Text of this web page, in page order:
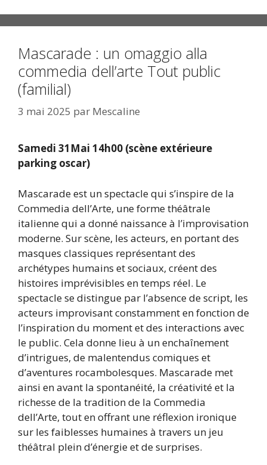
Mascarade : un omaggio alla
commedia dell’arte Tout public
(familial)
3 mai 2025 par Mescaline
Samedi 31Mai 14h00 (scène extérieure
parking oscar)
Mascarade est un spectacle qui s’inspire de la
Commedia dell’Arte, une forme théâtrale
italienne qui a donné naissance à l’improvisation
moderne. Sur scène, les acteurs, en portant des
masques classiques représentant des
archétypes humains et sociaux, créent des
histoires imprévisibles en temps réel. Le
spectacle se distingue par l’absence de script, les
acteurs improvisant constamment en fonction de
l’inspiration du moment et des interactions avec
le public. Cela donne lieu à un enchaînement
d’intrigues, de malentendus comiques et
d’aventures rocambolesques. Mascarade met
ainsi en avant la spontanéité, la créativité et la
richesse de la tradition de la Commedia
dell’Arte, tout en offrant une réflexion ironique
sur les faiblesses humaines à travers un jeu
théâtral plein d’énergie et de surprises.